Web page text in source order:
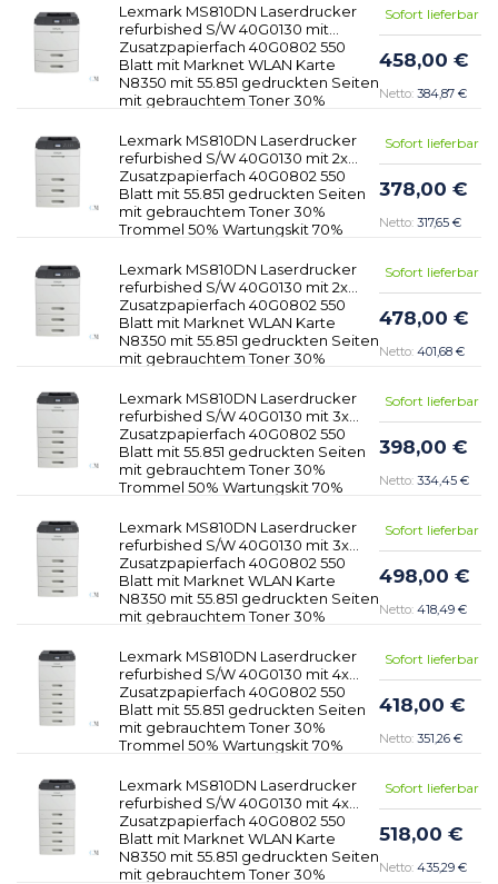
Lexmark MS810DN Laserdrucker
refurbished S/W 40G0130 mit
Zusatzpapierfach 40G0802 550
Blatt mit Marknet WLAN Karte
N8350 mit 55.851 gedruckten Seiten
mit gebrauchtem Toner 30%
Sofort lieferbar
458,00 €
384,87 €
Lexmark MS810DN Laserdrucker
refurbished S/W 40G0130 mit 2x
Zusatzpapierfach 40G0802 550
Blatt mit 55.851 gedruckten Seiten
mit gebrauchtem Toner 30%
Trommel 50% Wartungskit 70%
Sofort lieferbar
378,00 €
317,65 €
Lexmark MS810DN Laserdrucker
refurbished S/W 40G0130 mit 2x
Zusatzpapierfach 40G0802 550
Blatt mit Marknet WLAN Karte
N8350 mit 55.851 gedruckten Seiten
mit gebrauchtem Toner 30%
Sofort lieferbar
478,00 €
401,68 €
Lexmark MS810DN Laserdrucker
refurbished S/W 40G0130 mit 3x
Zusatzpapierfach 40G0802 550
Blatt mit 55.851 gedruckten Seiten
mit gebrauchtem Toner 30%
Trommel 50% Wartungskit 70%
Sofort lieferbar
398,00 €
334,45 €
Lexmark MS810DN Laserdrucker
refurbished S/W 40G0130 mit 3x
Zusatzpapierfach 40G0802 550
Blatt mit Marknet WLAN Karte
N8350 mit 55.851 gedruckten Seiten
mit gebrauchtem Toner 30%
Sofort lieferbar
498,00 €
418,49 €
Lexmark MS810DN Laserdrucker
refurbished S/W 40G0130 mit 4x
Zusatzpapierfach 40G0802 550
Blatt mit 55.851 gedruckten Seiten
mit gebrauchtem Toner 30%
Trommel 50% Wartungskit 70%
Sofort lieferbar
418,00 €
351,26 €
Lexmark MS810DN Laserdrucker
refurbished S/W 40G0130 mit 4x
Zusatzpapierfach 40G0802 550
Blatt mit Marknet WLAN Karte
N8350 mit 55.851 gedruckten Seiten
mit gebrauchtem Toner 30%
Sofort lieferbar
518,00 €
435,29 €